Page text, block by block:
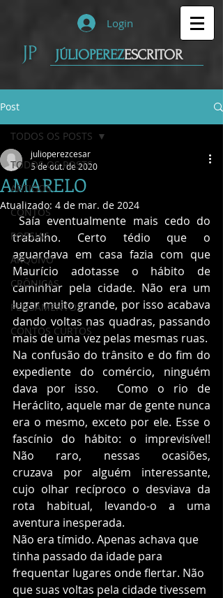
JP
Login
JÚLIOPEREZESCRITOR
Post
TODOS OS POSTS
ARTIGOS
CONTOS
POESIAS
ARQUIVO
CRÔNICAS
PENSAMENTOS
CONTOS CURTOS
TODOS OS POSTS
AMARELO
julioperezcesar
5 de out. de 2020
Atualizado: 4 de mar. de 2024
Saía eventualmente mais cedo do
trabalho. Certo tédio que o
aguardava em casa fazia com que
Maurício adotasse o hábito de
caminhar pela cidade. Não era um
lugar muito grande, por isso acabava
dando voltas nas quadras, passando
mais de uma vez pelas mesmas ruas.
Na confusão do trânsito e do fim do
expediente do comércio, ninguém
dava por isso.  Como o rio de
Heráclito, aquele mar de gente nunca
era o mesmo, exceto por ele. Esse o
fascínio do hábito: o imprevisível!
Não raro, nessas ocasiões,
cruzava por alguém interessante,
cujo olhar recíproco o desviava da
rota habitual, levando-o a uma
aventura inesperada.
Não era tímido. Apenas achava que
tinha passado da idade para
frequentar lugares onde flertar. Não
que suas voltas pela cidade tivessem